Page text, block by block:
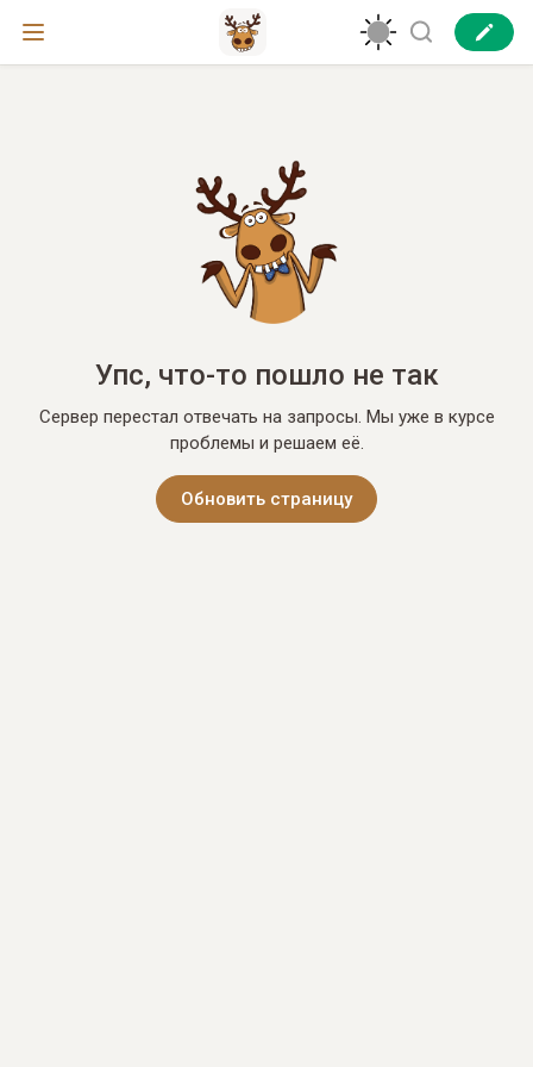
Упс, что-то пошло не так
Сервер перестал отвечать на запросы. Мы уже в курсе
проблемы и решаем её.
Обновить страницу